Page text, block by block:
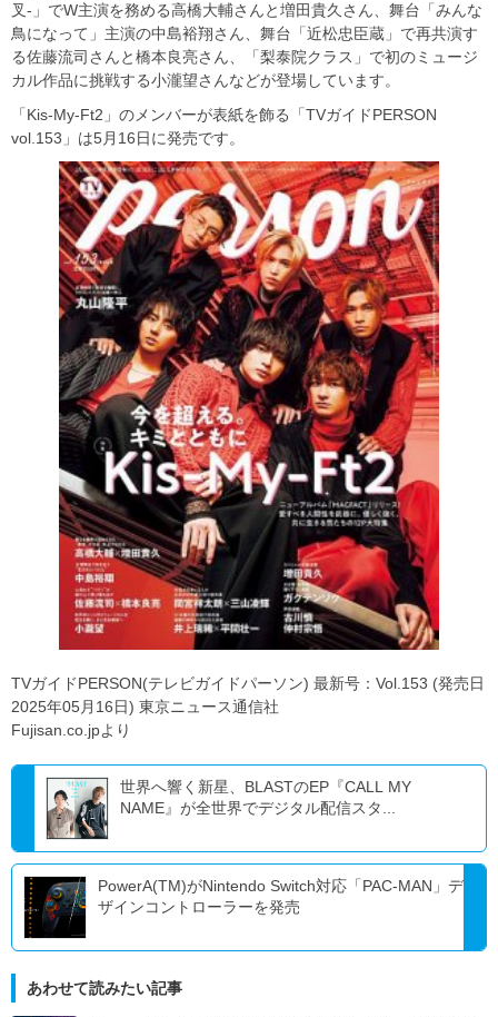
叉-」でW主演を務める高橋大輔さんと増田貴久さん、舞台「みんな
鳥になって」主演の中島裕翔さん、舞台「近松忠臣蔵」で再共演す
る佐藤流司さんと橋本良亮さん、「梨泰院クラス」で初のミュージ
カル作品に挑戦する小瀧望さんなどが登場しています。
「Kis-My-Ft2」のメンバーが表紙を飾る「TVガイドPERSON
vol.153」は5月16日に発売です。
TVガイドPERSON(テレビガイドパーソン) 最新号：Vol.153 (発売日
2025年05月16日) 東京ニュース通信社
Fujisan.co.jpより
世界へ響く新星、BLASTのEP『CALL MY
NAME』が全世界でデジタル配信スタ...
PowerA(TM)がNintendo Switch対応「PAC-MAN」デ
ザインコントローラーを発売
あわせて読みたい記事